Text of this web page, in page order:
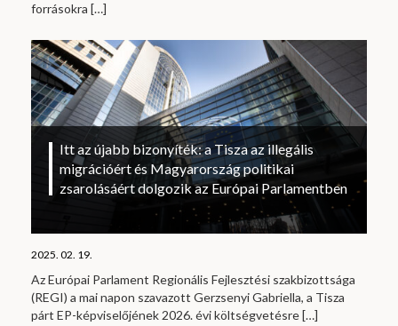
forrásokra […]
Itt az újabb bizonyíték: a Tisza az illegális
migrációért és Magyarország politikai
zsarolásáért dolgozik az Európai Parlamentben
2025. 02. 19.
Az Európai Parlament Regionális Fejlesztési szakbizottsága
(REGI) a mai napon szavazott Gerzsenyi Gabriella, a Tisza
párt EP-képviselőjének 2026. évi költségvetésre[…]